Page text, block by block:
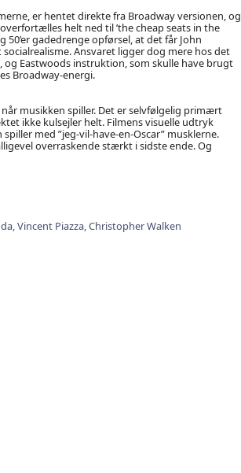
er hentet direkte fra Broadway versionen, og
helt ned til ’the cheap seats in the
50’er gadedrenge opførsel, at det får John
Ansvaret ligger dog mere hos det
Eastwoods instruktion, som skulle have brugt
Broadway-energi.
musikken spiller. Det er selvfølgelig primært
ikke kulsejler helt. Filmens visuelle udtryk
med ”jeg-vil-have-en-Oscar” musklerne.
overraskende stærkt i sidste ende. Og
Vincent Piazza,Christopher Walken